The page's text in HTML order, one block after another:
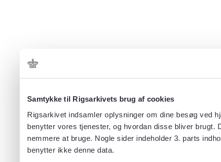
Samtykke til Rigsarkivets brug af cookies
Rigsarkivet indsamler oplysninger om dine besøg ved
benytter vores tjenester, og hvordan disse bliver
nemmere at bruge. Nogle sider indeholder 3. parts
benytter ikke denne data.